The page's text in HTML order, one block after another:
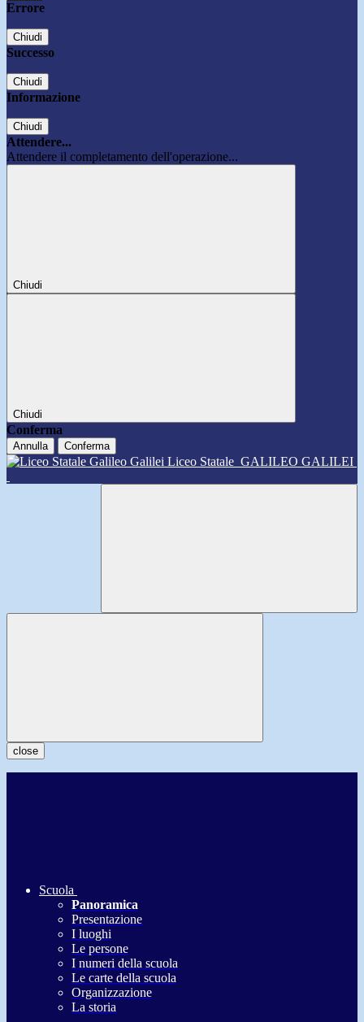
Errore
Chiudi
Successo
Chiudi
Informazione
Chiudi
Attendere...
Attendere il completamento dell'operazione...
Chiudi
Chiudi
Conferma
Annulla Conferma
Liceo Statale GALILEO GALILEI
close
Scuola
Panoramica
Presentazione
I luoghi
Le persone
I numeri della scuola
Le carte della scuola
Organizzazione
La storia